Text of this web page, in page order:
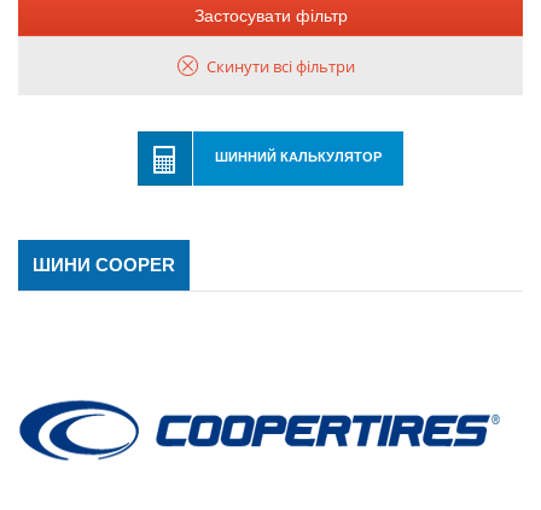
Застосувати фільтр
Скинути всі фільтри
ШИННИЙ КАЛЬКУЛЯТОР
ШИНИ COOPER